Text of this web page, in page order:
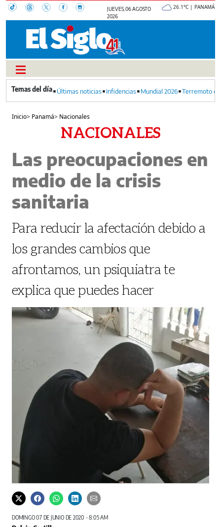
JUEVES, 06 AGOSTO
2026
26.1°C | PANAMÁ
Últimas noticias Infidencias Mundial 2026 Terremoto
Inicio> Panamá> Nacionales
NACIONALES
Las preocupaciones en
medio de la crisis
sanitaria
Para reducir la afectación debido a
los grandes cambios que
afrontamos, un psiquiatra te
explica que puedes hacer
DOMINGO 07 DE JUNIO DE 2020 - 8:05 AM